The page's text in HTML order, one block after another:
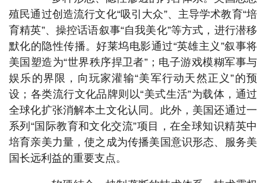
殖民通过创造流行文化“吸引大众”、主导学术教育“培
育精英”、操控话语叙事“自我美化”等方式，进行潜移
默化的隐性传播。好莱坞电影通过“英雄主义”叙事将
美国塑造为“世界秩序捍卫者”；电子游戏模糊军事与
娱乐的界限，向玩家灌输“美军行动天然正义”的预
设；各类流行文化品牌则以“美式生活”为载体，通过
全球化扩张消解本土文化认同。此外，美国还通过一
系列“国际教育和文化交流”项目，在全球知识精英中
培育亲美力量，使之成为传播美国意识形态、服务美
国长远利益的重要支点。